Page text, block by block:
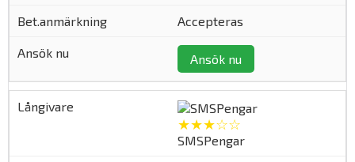
Accepteras
Ansök nu
★★★☆☆
SMSPengar